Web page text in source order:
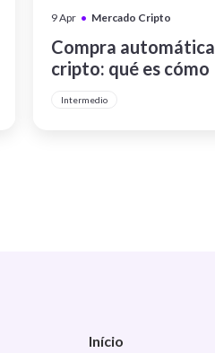
9 Apr • Mercado Cripto
Compra automática
cripto: qué es cómo
Intermedio
Início